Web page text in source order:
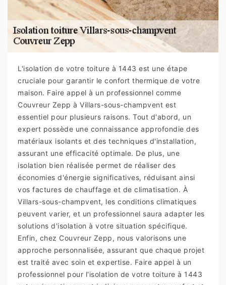
L'isolation de votre toiture à 1443 est une étape
cruciale pour garantir le confort thermique de votre
maison. Faire appel à un professionnel comme
Couvreur Zepp à Villars-sous-champvent est
essentiel pour plusieurs raisons. Tout d'abord, un
expert possède une connaissance approfondie des
matériaux isolants et des techniques d'installation,
assurant une efficacité optimale. De plus, une
isolation bien réalisée permet de réaliser des
économies d'énergie significatives, réduisant ainsi
vos factures de chauffage et de climatisation. À
Villars-sous-champvent, les conditions climatiques
peuvent varier, et un professionnel saura adapter les
solutions d'isolation à votre situation spécifique.
Enfin, chez Couvreur Zepp, nous valorisons une
approche personnalisée, assurant que chaque projet
est traité avec soin et expertise. Faire appel à un
professionnel pour l'isolation de votre toiture à 1443